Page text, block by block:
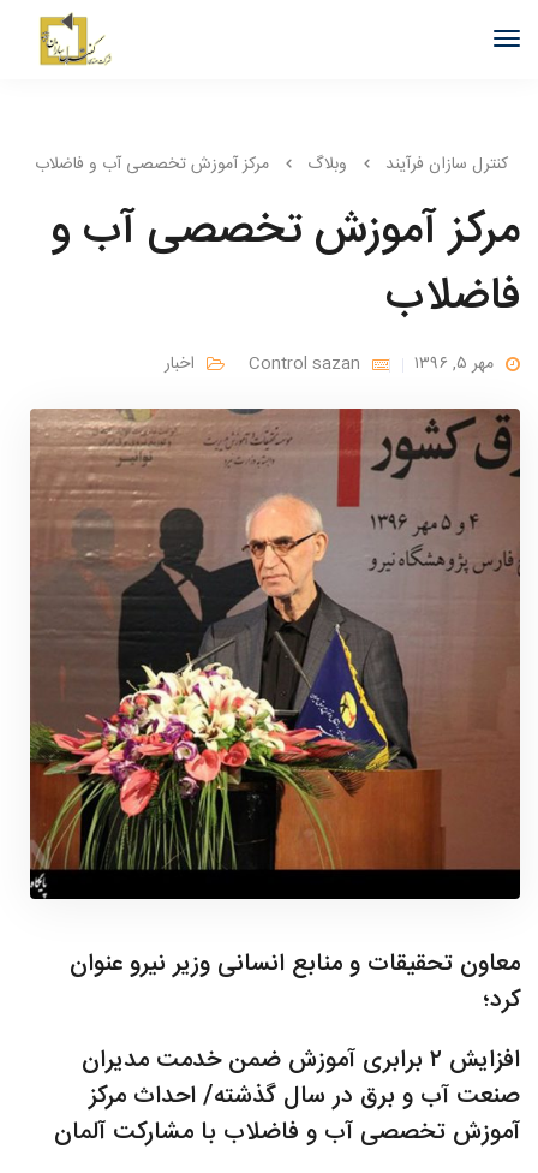
کنترل سازان فرآیند وبلاگ مرکز آموزش تخصصی آب و فاضلاب
مرکز آموزش تخصصی آب و
فاضلاب
مهر ۵, ۱۳۹۶ Control sazan اخبار
معاون تحقیقات و منابع انسانی وزیر نیرو عنوان
کرد؛
افزایش ۲ برابری آموزش ضمن خدمت مدیران
صنعت آب و برق در سال گذشته/ احداث مرکز
آموزش تخصصی آب و فاضلاب با مشارکت آلمان